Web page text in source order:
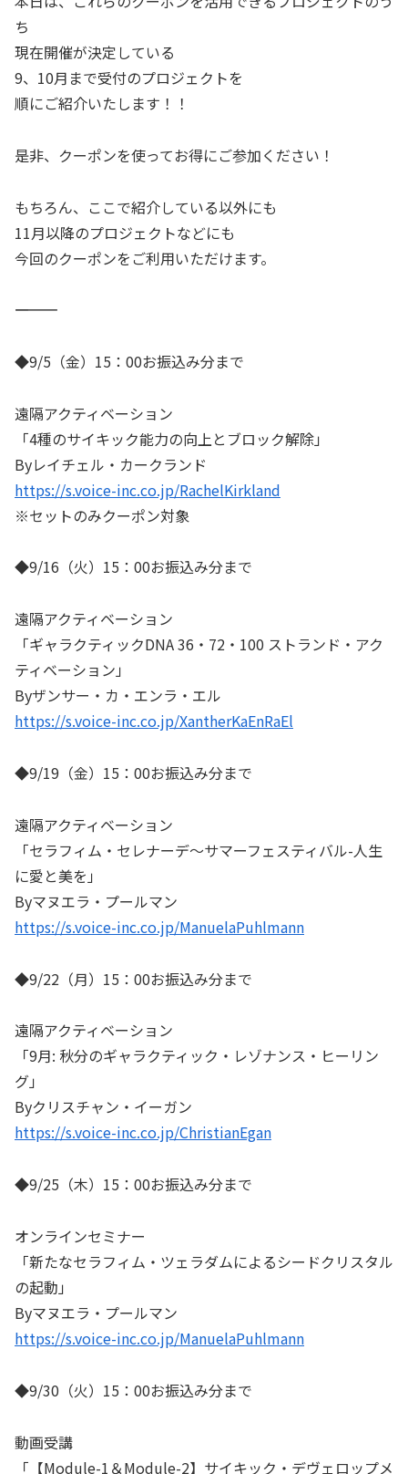
ち
現在開催が決定している
9、10月まで受付のプロジェクトを
順にご紹介いたします！！
是非、クーポンを使ってお得にご参加ください！
もちろん、ここで紹介している以外にも
11月以降のプロジェクトなどにも
今回のクーポンをご利用いただけます。
――――――――――
◆9/5（金）15：00お振込み分まで
遠隔アクティベーション
「4種のサイキック能力の向上とブロック解除」
Byレイチェル・カークランド
https://s.voice-inc.co.jp/RachelKirkland
※セットのみクーポン対象
◆9/16（火）15：00お振込み分まで
遠隔アクティベーション
「ギャラクティックDNA 36・72・100 ストランド・アク
ティベーション」
Byザンサー・カ・エンラ・エル
https://s.voice-inc.co.jp/XantherKaEnRaEl
◆9/19（金）15：00お振込み分まで
遠隔アクティベーション
「セラフィム・セレナーデ～サマーフェスティバル-人生
に愛と美を」
Byマヌエラ・プールマン
https://s.voice-inc.co.jp/ManuelaPuhlmann
◆9/22（月）15：00お振込み分まで
遠隔アクティベーション
「9月: 秋分のギャラクティック・レゾナンス・ヒーリン
グ」
Byクリスチャン・イーガン
https://s.voice-inc.co.jp/ChristianEgan
◆9/25（木）15：00お振込み分まで
オンラインセミナー
「新たなセラフィム・ツェラダムによるシードクリスタル
の起動」
Byマヌエラ・プールマン
https://s.voice-inc.co.jp/ManuelaPuhlmann
◆9/30（火）15：00お振込み分まで
動画受講
「【Module-1＆Module-2】サイキック・デヴェロップメ